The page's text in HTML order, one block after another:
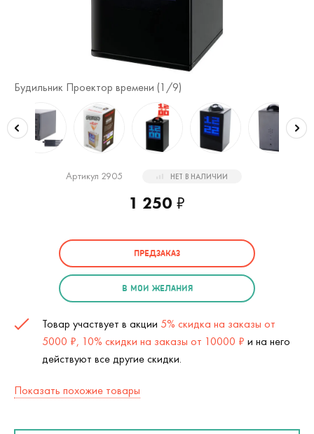
Будильник Проектор времени (1 /9)
Артикул 2905 НЕТ В НАЛИЧИИ
1 250 ₽
ПРЕДЗАКАЗ
В МОИ ЖЕЛАНИЯ
Товар участвует в акции 5% скидка на заказы от
5000 ₽, 10% скидки на заказы от 10000 ₽ и на него
действуют все другие скидки.
Показать похожие товары